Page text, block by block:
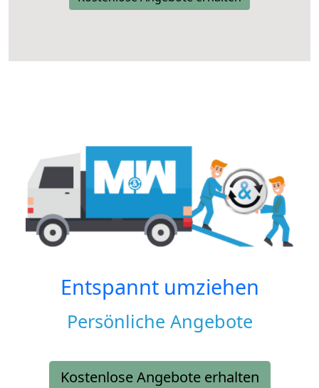
Entspannt umziehen
Persönliche Angebote
Kostenlose Angebote erhalten